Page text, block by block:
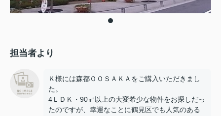
担当者より
Ｋ様には森都ＯＯＳＡＫＡをご購入いただきまし
た。
4ＬＤＫ・90㎡以上の大変希少な物件をお探しだっ
たのですが、幸運なことに鶴見区でも人気のある